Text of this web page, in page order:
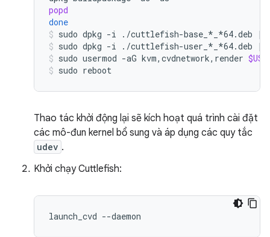
popd
done
sudo dpkg -i ./cuttlefish-base_*_*64.deb
||
sudo dpkg -i ./cuttlefish-user_*_*64.deb
||
sudo usermod -aG kvm,cvdnetwork,render
sudo reboot
Thao tác khởi động lại sẽ kích hoạt quá trình cài đặt
các mô-đun kernel bổ sung và áp dụng các quy tắc
udev .
Khởi chạy Cuttlefish: